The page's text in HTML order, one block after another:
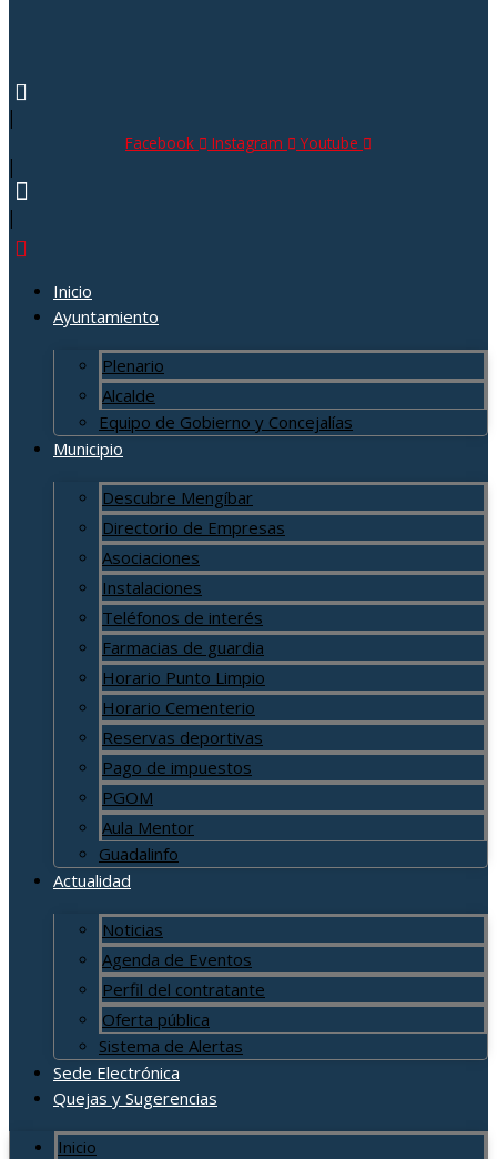
|
Facebook Instagram Youtube
|
|
Inicio
Ayuntamiento
Plenario
Alcalde
Equipo de Gobierno y Concejalías
Municipio
Descubre Mengíbar
Directorio de Empresas
Asociaciones
Instalaciones
Teléfonos de interés
Farmacias de guardia
Horario Punto Limpio
Horario Cementerio
Reservas deportivas
Pago de impuestos
PGOM
Aula Mentor
Guadalinfo
Actualidad
Noticias
Agenda de Eventos
Perfil del contratante
Oferta pública
Sistema de Alertas
Sede Electrónica
Quejas y Sugerencias
Inicio